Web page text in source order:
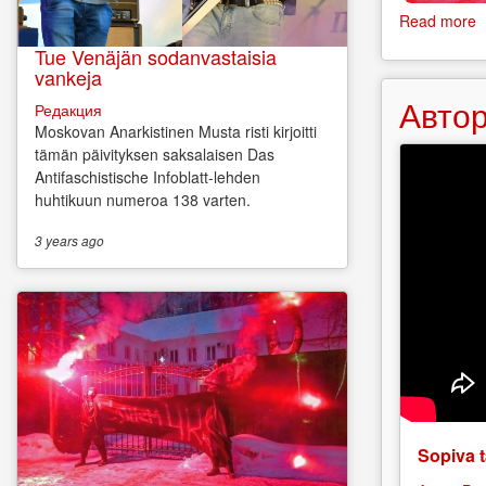
Read more
Sopiva
Tue Venäjän sodanvastaisia
vankeja
Редакция
Moskovan Anarkistinen Musta risti kirjoitti
tämän päivityksen saksalaisen Das
Antifaschistische Infoblatt-lehden
huhtikuun numeroa 138 varten.
3 yearsago